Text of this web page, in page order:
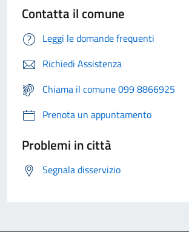
Contatta il comune
Leggi le domande frequenti
Richiedi Assistenza
Chiama il comune 099 8866925
Prenota un appuntamento
Problemi in città
Segnala disservizio